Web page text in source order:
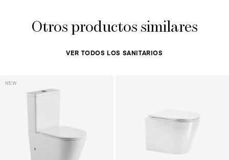
Otros productos similares
VER TODOS LOS SANITARIOS
NEW